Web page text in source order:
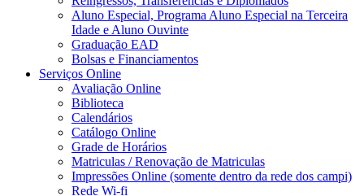
Aluno Especial, Programa Aluno Especial na Terceira
Idade e Aluno Ouvinte
Graduação EAD
Bolsas e Financiamentos
Serviços Online
Avaliação Online
Biblioteca
Calendários
Catálogo Online
Grade de Horários
Matriculas / Renovação de Matriculas
Impressões Online (somente dentro da rede dos campi)
Rede Wi-fi